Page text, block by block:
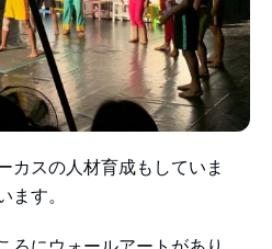
カスの人材育成もしていま
ます。